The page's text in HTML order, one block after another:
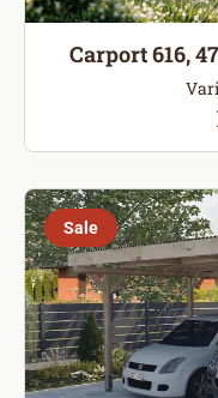
Carport 616,
Sale